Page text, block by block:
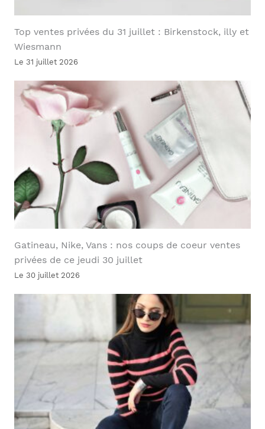
Top ventes privées du 31 juillet : Birkenstock, illy et
Wiesmann
Le 31 juillet 2026
Gatineau, Nike, Vans : nos coups de coeur ventes
privées de ce jeudi 30 juillet
Le 30 juillet 2026